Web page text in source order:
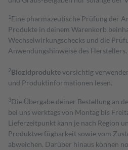
1 Eine pharmazeutische Prüfung der
Produkte in deinem Warenkorb
Wechselwirkungschecks und die
Anwendungshinweise des Herstellers.
2Biozidproduktevorsichtig
und Produktinformationen lesen.
3Die Übergabe deiner Bestellung an
bei uns werktags von Montag bis
Lieferzeitpunkt kann je nach Region
Produktverfügbarkeit sowie vom
abweichen. Darüber hinaus können